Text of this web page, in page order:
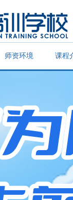
师资环境 课程